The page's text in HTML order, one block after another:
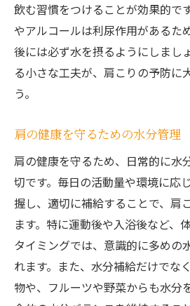
飲む習慣をつけることが効果的で
やアルコールは利尿作用があるた
後には必ず水を摂るようにしまし
る小さな工夫が、肩こりの予防に
う。
肩の健康を守るための水分管理
肩の健康を守るため、日常的に水
切です。毎日の活動量や環境に応
握し、適切に補給することで、肩
ます。特に運動後や入浴後など、
タイミングでは、意識的に多めの
れます。また、水分補給だけでな
物や、フルーツや野菜からも水分